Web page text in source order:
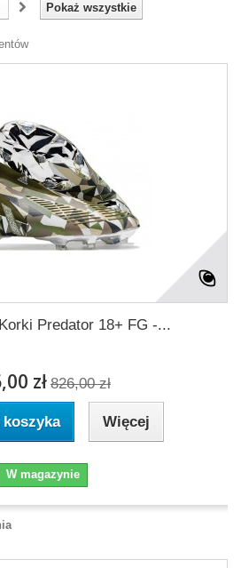
Pokaż wszystkie
Predator 18+ FG -...
zł 826,00 zł
Więcej
W magazynie